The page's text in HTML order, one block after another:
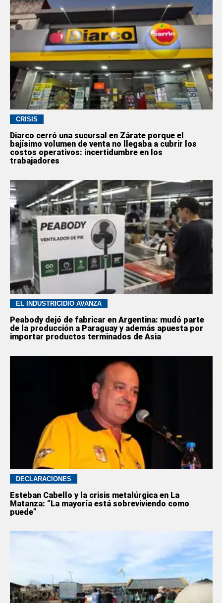
CRISIS
Diarco cerró una sucursal en Zárate porque el
bajísimo volumen de venta no llegaba a cubrir los
costos operativos: incertidumbre en los
trabajadores
EL INDUSTRICIDIO AVANZA
Peabody dejó de fabricar en Argentina: mudó parte
de la producción a Paraguay y además apuesta por
importar productos terminados de Asia
DECLARACIONES
Esteban Cabello y la crisis metalúrgica en La
Matanza: “La mayoría está sobreviviendo como
puede”